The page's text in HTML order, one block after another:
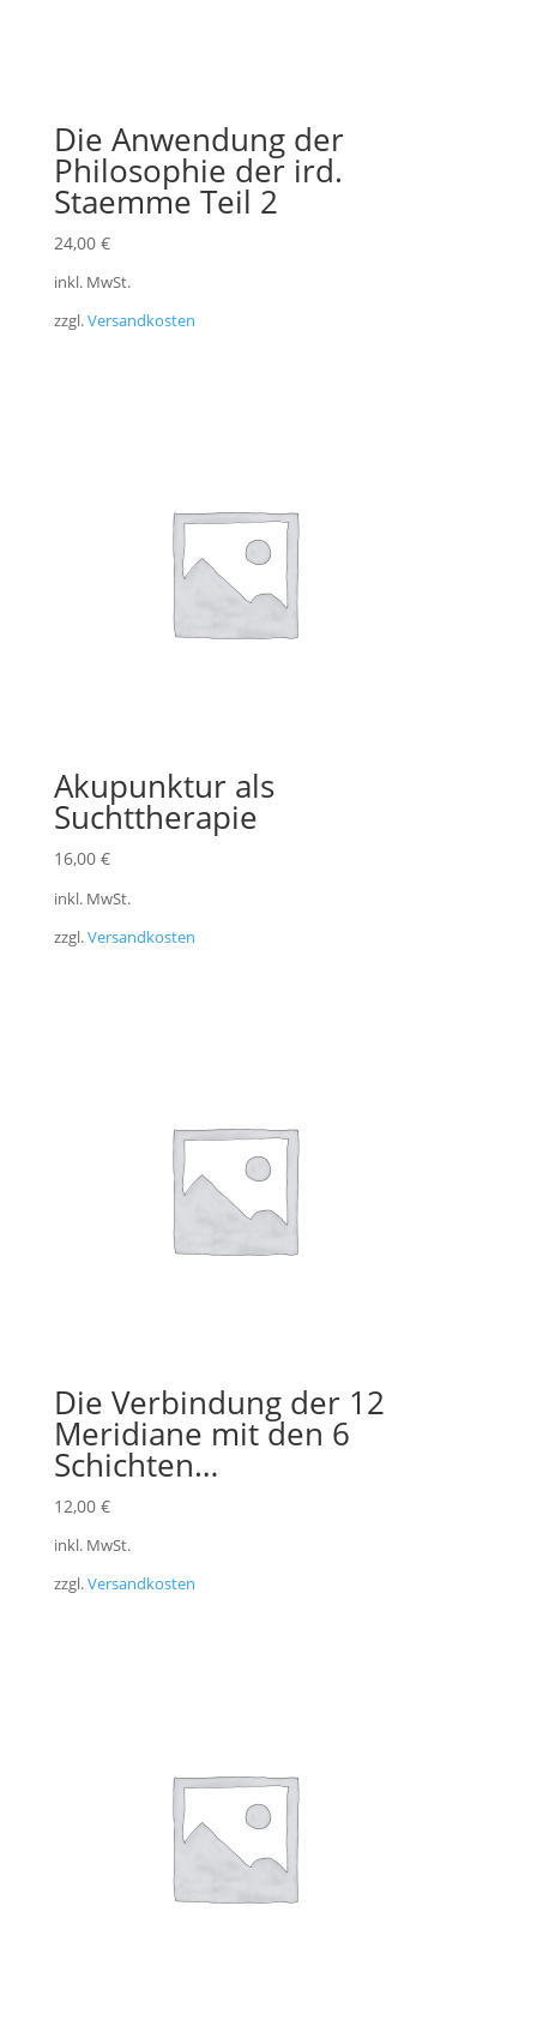
Die Anwendung der
Philosophie der ird.
Staemme Teil 2
24,00 €
inkl. MwSt.
zzgl.Versandkosten
Akupunktur als
Suchttherapie
16,00 €
inkl. MwSt.
zzgl.Versandkosten
Die Verbindung der 12
Meridiane mit den 6
Schichten…
12,00 €
inkl. MwSt.
zzgl.Versandkosten